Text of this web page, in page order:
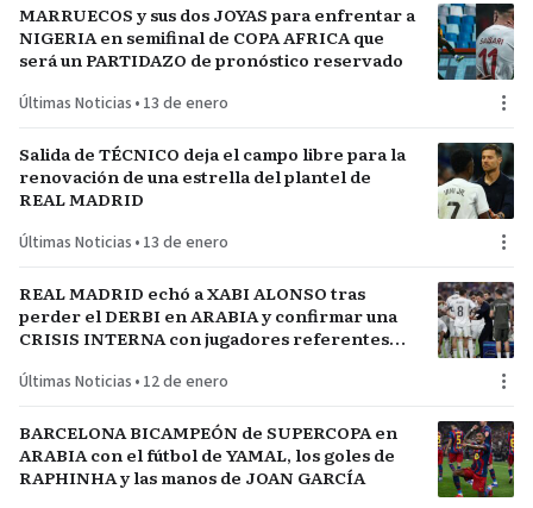
MARRUECOS y sus dos JOYAS para enfrentar a
NIGERIA en semifinal de COPA AFRICA que
será un PARTIDAZO de pronóstico reservado
Últimas Noticias • 13 de enero
Salida de TÉCNICO deja el campo libre para la
renovación de una estrella del plantel de
REAL MADRID
Últimas Noticias • 13 de enero
REAL MADRID echó a XABI ALONSO tras
perder el DERBI en ARABIA y confirmar una
CRISIS INTERNA con jugadores referentes
Últimas Noticias • 12 de enero
BARCELONA BICAMPEÓN de SUPERCOPA en
ARABIA con el fútbol de YAMAL, los goles de
RAPHINHA y las manos de JOAN GARCÍA